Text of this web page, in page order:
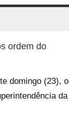
ordem do
domingo (23), o
da